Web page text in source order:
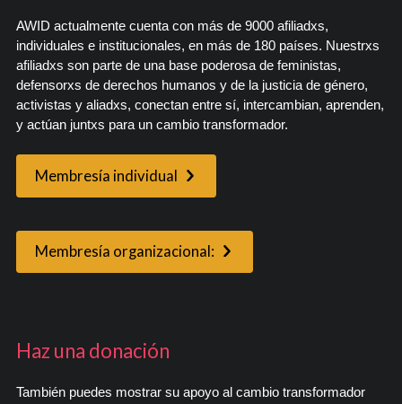
AWID actualmente cuenta con más de 9000 afiliadxs,
individuales e institucionales, en más de 180 países. Nuestrxs
afiliadxs son parte de una base poderosa de feministas,
defensorxs de derechos humanos y de la justicia de género,
activistas y aliadxs, conectan entre sí, intercambian, aprenden,
y actúan juntxs para un cambio transformador.
Membresía individual
Membresía organizacional:
Haz una donación
También puedes mostrar su apoyo al cambio transformador